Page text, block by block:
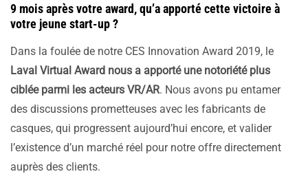
9 mois après votre award, qu’a apporté cette victoire à
votre jeune start-up ?
Dans la foulée de notre CES Innovation Award 2019, le
Laval Virtual Award nous a apporté une notoriété plus
ciblée parmi les acteurs VR/AR. Nous avons pu entamer
des discussions prometteuses avec les fabricants de
casques, qui progressent aujourd’hui encore, et valider
l’existence d’un marché réel pour notre offre directement
auprès des clients.